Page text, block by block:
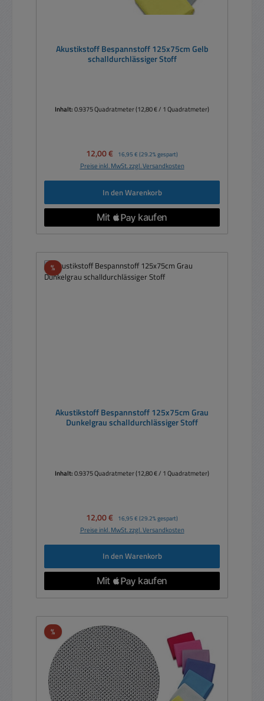
Akustikstoff Bespannstoff 125x75cm Gelb
schalldurchlässiger Stoff
Inhalt:0.9375 Quadratmeter(12,80 € / 1 Quadratmeter)
Verkaufspreis:
12,00 € Regulärer Preis:
16,95 € (29.2% gespart)
Preise inkl. MwSt. zzgl. Versandkosten
In den Warenkorb
%Rabatt
Akustikstoff Bespannstoff 125x75cm Grau
Dunkelgrau schalldurchlässiger Stoff
Inhalt:0.9375 Quadratmeter(12,80 € / 1 Quadratmeter)
Verkaufspreis:
12,00 € Regulärer Preis:
16,95 € (29.2% gespart)
Preise inkl. MwSt. zzgl. Versandkosten
In den Warenkorb
%Rabatt